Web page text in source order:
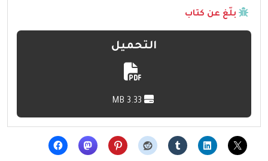
بلّغ عن كتاب
التحميل